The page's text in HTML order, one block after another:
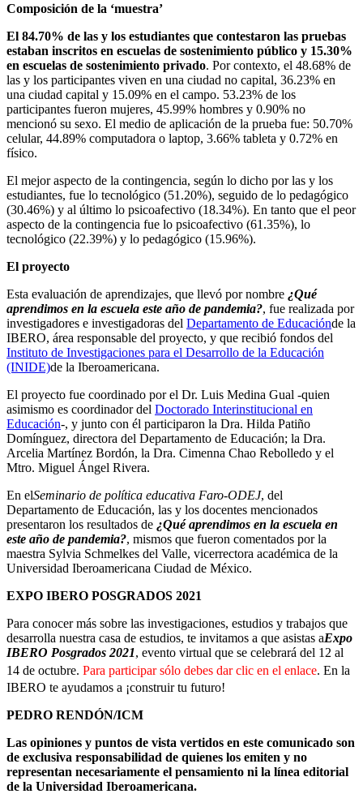
Composición de la ‘muestra’
El 84.70% de las y los estudiantes que contestaron las pruebas
estaban inscritos en escuelas de sostenimiento público y 15.30%
en escuelas de sostenimiento privado. Por contexto, el 48.68% de
las y los participantes viven en una ciudad no capital, 36.23% en
una ciudad capital y 15.09% en el campo. 53.23% de los
participantes fueron mujeres, 45.99% hombres y 0.90% no
mencionó su sexo. El medio de aplicación de la prueba fue: 50.70%
celular, 44.89% computadora o laptop, 3.66% tableta y 0.72% en
físico.
El mejor aspecto de la contingencia, según lo dicho por las y los
estudiantes, fue lo tecnológico (51.20%), seguido de lo pedagógico
(30.46%) y al último lo psicoafectivo (18.34%). En tanto que el peor
aspecto de la contingencia fue lo psicoafectivo (61.35%), lo
tecnológico (22.39%) y lo pedagógico (15.96%).
El proyecto
Esta evaluación de aprendizajes, que llevó por nombre ¿Qué
aprendimos en la escuela este año de pandemia?, fue realizada por
investigadores e investigadoras del Departamento de Educaciónde la
IBERO, área responsable del proyecto, y que recibió fondos del
Instituto de Investigaciones para el Desarrollo de la Educación
(INIDE)de la Iberoamericana.
El proyecto fue coordinado por el Dr. Luis Medina Gual -quien
asimismo es coordinador del Doctorado Interinstitucional en
Educación-, y junto con él participaron la Dra. Hilda Patiño
Domínguez, directora del Departamento de Educación; la Dra.
Arcelia Martínez Bordón, la Dra. Cimenna Chao Rebolledo y el
Mtro. Miguel Ángel Rivera.
En elSeminario de política educativa Faro-ODEJ, del
Departamento de Educación, las y los docentes mencionados
presentaron los resultados de ¿Qué aprendimos en la escuela en
este año de pandemia?, mismos que fueron comentados por la
maestra Sylvia Schmelkes del Valle, vicerrectora académica de la
Universidad Iberoamericana Ciudad de México.
EXPO IBERO POSGRADOS 2021
Para conocer más sobre las investigaciones, estudios y trabajos que
desarrolla nuestra casa de estudios, te invitamos a que asistas aExpo
IBERO Posgrados 2021, evento virtual que se celebrará del 12 al
14 de octubre. Para participar sólo debes dar clic en el enlace. En la
IBERO te ayudamos a ¡construir tu futuro!
PEDRO RENDÓN/ICM
Las opiniones y puntos de vista vertidos en este comunicado son
de exclusiva responsabilidad de quienes los emiten y no
representan necesariamente el pensamiento ni la línea editorial
de la Universidad Iberoamericana.